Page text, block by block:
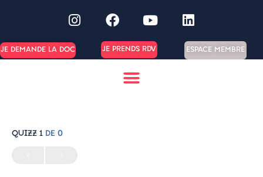
JE DEMANDE LA DOC JE PRENDS RDV ESPACE MEMBRE
QUIZZ 1 DE 0